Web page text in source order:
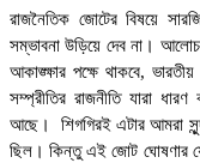
রাজনৈতিক জোটের বিষয়ে
সম্ভাবনা উড়িয়ে দেব না।
আকাঙ্ক্ষার পক্ষে থাকবে,
সম্প্রীতির রাজনীতি যারা
আছে। শিগগিরই এটার আমরা
ছিল। কিন্তু এই জোট ঘোষণার